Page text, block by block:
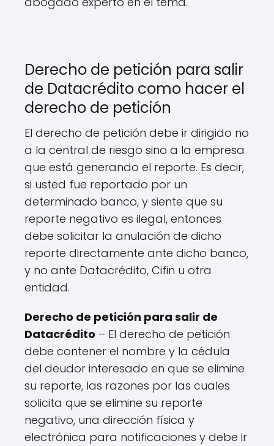
Derecho de petición para salir
de Datacrédito como hacer el
derecho de petición
El derecho de petición debe ir dirigido no
a la central de riesgo sino a la empresa
que está generando el reporte. Es decir,
si usted fue reportado por un
determinado banco, y siente que su
reporte negativo es ilegal, entonces
debe solicitar la anulación de dicho
reporte directamente ante dicho banco,
y no ante Datacrédito, Cifin u otra
entidad.
Derecho de petición para salir de
Datacrédito – El derecho de petición
debe contener el nombre y la cédula
del deudor interesado en que se elimine
su reporte, las razones por las cuales
solicita que se elimine su reporte
negativo, una dirección física y
electrónica para notificaciones y debe ir